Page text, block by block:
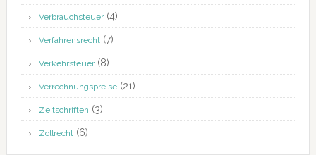
Verbrauchsteuer(4)
Verfahrensrecht(7)
Verkehrsteuer(8)
Verrechnungspreise(21)
Zeitschriften (3)
Zollrecht(6)